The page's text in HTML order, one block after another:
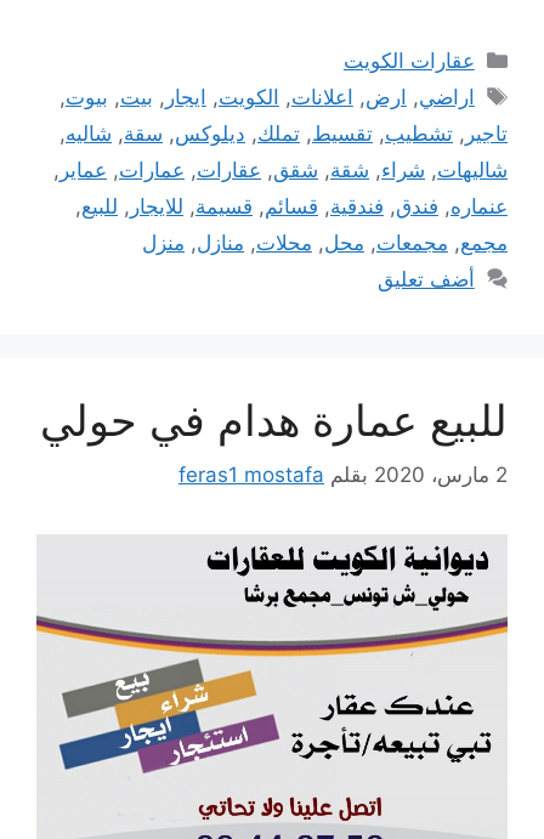
التصنيفات
عقارات الكويت
الوسوم
اراضي, ارض, اعلانات, الكويت, ايجار , بيت, بيوت,
تاجير , تشطيب, تقسيط, تملك, ديلوكس, سقة, شاليه,
شاليهات, شراء, شقة, شقق, عقارات, عمارات, عماير ,
عنماره, فندق, فندقية, قسائم, قسيمة, للايجار , للبيع,
مجمع, مجمعات, محل, محلات, منازل, منزل
أضف تعليق
للبيع عمارة هدام في حولي
2 مارس، 2020 بقلم feras1 mostafa